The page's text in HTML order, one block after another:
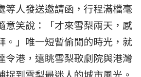
等人發送邀請函，行程滿檔毫
意笑說：「才來雪梨兩天，感
。」唯一短暫偷閒的時光，就
令港，遠眺雪梨歌劇院與港灣